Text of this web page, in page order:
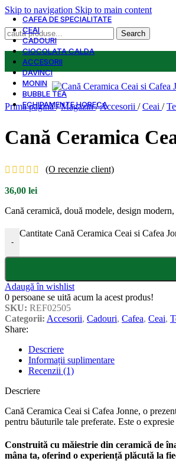
Skip to navigation Skip to main content
Search
CAFEA DE SPECIALITATE
CEAI
CADOURI
CIOCOLATA CALDA
ACCESORII
DAVINCI
MONIN
BUBBLE TEA
ECHIPAMENTE HORECA
Prima pagină/ Magazin/Accesorii / Ceai /
Cană Ceramica
(O recenzie client)
36,00 lei
Cană ceramică, două modele, design
-
Cantitate Cană Ceramica Ceai si Cafea
Adaugă în wishlist
0 persoane se uită acum la acest produs!
SKU: REF02505
Categorii: Accesorii, Cadouri, Cafea, Ceai,
Share:
Descriere
Informații suplimentare
Recenzii (1)
Descriere
Cană Ceramica Ceai si Cafea Jonne, o
pentru băuturile tale preferate. Este o
Construită cu măiestrie din ceramică de
mâna ta, oferind o experiență plăcută la